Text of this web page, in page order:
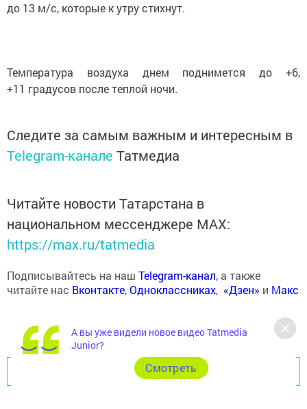
до 13 м/с, которые к утру стихнут.
Температура воздуха днем поднимется до +6,
+11 градусов после теплой ночи.
Следите за самым важным и интересным в
Telegram-канале Татмедиа
Читайте новости Татарстана в
национальном мессенджере MАХ:
https://max.ru/tatmedia
Подписывайтесь на наш Telegram-канал, а также
читайте нас Вконтакте,Одноклассниках, «Дзен» и Макс
Перейти на страницу новости
А вы уже видели новое видео Tatmedia
Junior?
Cмотреть